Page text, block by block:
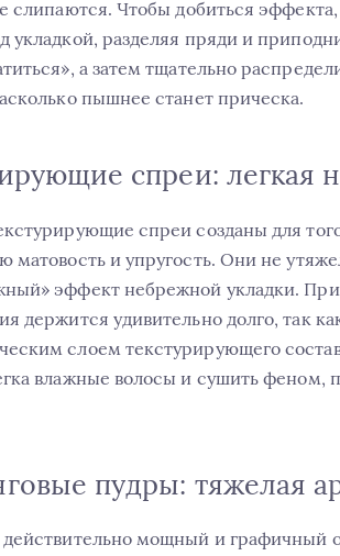
слипаются. Чтобы добиться
укладкой, разделяя пряди и
а затем тщательно
пышнее станет прическа.
спреи: легкая
спреи созданы для
матовость и упругость. Они не
эффект небрежной укладки.
держится удивительно долго, так
слоем текстурирующего
влажные волосы и сушить феном,
пудры: тяжелая
действительно мощный и графичный